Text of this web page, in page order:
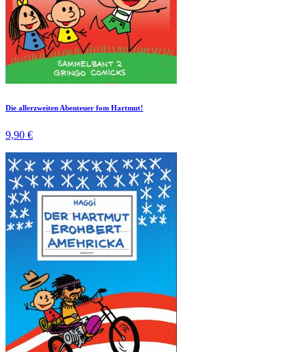
Die allerzweiten Abenteuer fom Hartmut!
9,90 €